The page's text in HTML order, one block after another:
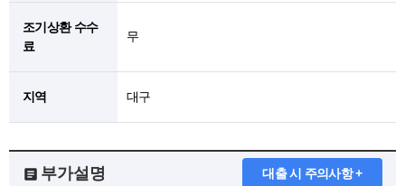
조기상환 수수
료
무
지역 대구
부가설명 대출 시 주의사항 +